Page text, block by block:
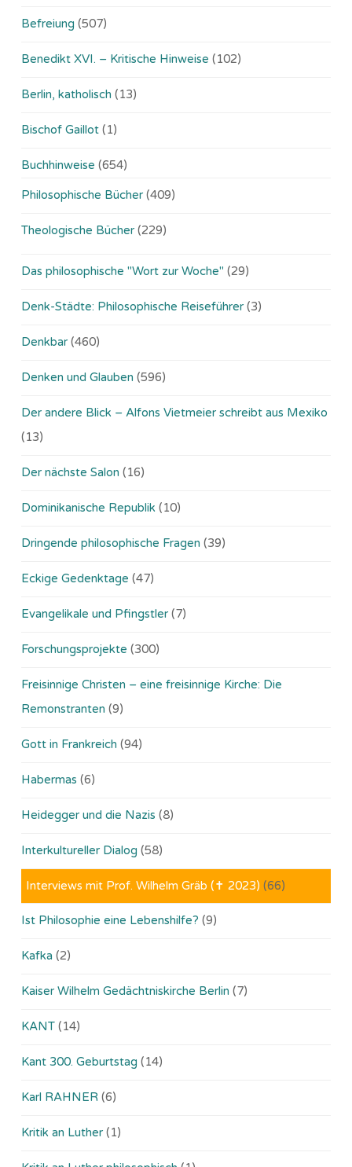
Befreiung (507)
Benedikt XVI. – Kritische Hinweise (102)
Berlin, katholisch (13)
Bischof Gaillot (1)
Buchhinweise (654)
Philosophische Bücher (409)
Theologische Bücher (229)
Das philosophische "Wort zur Woche" (29)
Denk-Städte: Philosophische Reiseführer (3)
Denkbar (460)
Denken und Glauben (596)
Der andere Blick – Alfons Vietmeier schreibt aus Mexiko
(13)
Der nächste Salon (16)
Dominikanische Republik (10)
Dringende philosophische Fragen (39)
Eckige Gedenktage (47)
Evangelikale und Pfingstler (7)
Forschungsprojekte (300)
Freisinnige Christen – eine freisinnige Kirche: Die
Remonstranten (9)
Gott in Frankreich (94)
Habermas (6)
Heidegger und die Nazis (8)
Interkultureller Dialog (58)
Interviews mit Prof. Wilhelm Gräb (✝ 2023) (66)
Ist Philosophie eine Lebenshilfe? (9)
Kafka (2)
Kaiser Wilhelm Gedächtniskirche Berlin (7)
KANT (14)
Kant 300. Geburtstag (14)
Karl RAHNER (6)
Kritik an Luther (1)